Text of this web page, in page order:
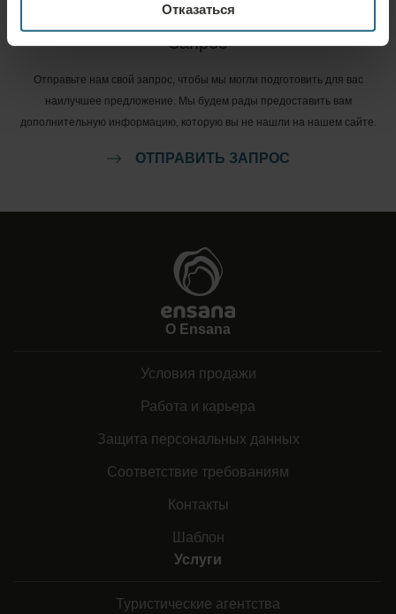
Отказаться
Запрос
Отправьте нам свой запрос, чтобы мы могли подготовить для вас
наилучшее предложение. Мы будем рады предоставить вам
дополнительную информацию, которую вы не нашли на нашем сайте.
ОТПРАВИТЬ ЗАПРОС
О Ensana
Условия продажи
Работа и карьера
Защита персональных данных
Соответствие требованиям
Контакты
Шаблон
Услуги
Туристические агентства